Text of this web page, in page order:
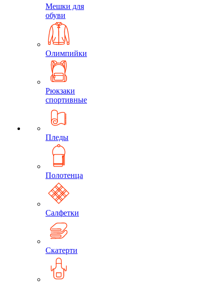
Мешки для
обуви
Олимпийки
Рюкзаки
спортивные
Пледы
Полотенца
Салфетки
Скатерти